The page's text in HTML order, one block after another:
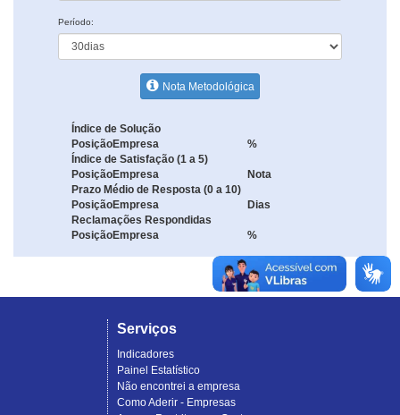
Período:
Nota Metodológica
Índice de Solução
PosiçãoEmpresa
%
Índice de Satisfação (1 a 5)
PosiçãoEmpresa
Nota
Prazo Médio de Resposta (0 a 10)
PosiçãoEmpresa
Dias
Reclamações Respondidas
PosiçãoEmpresa %
Serviços
Indicadores
Painel Estatístico
Não encontrei a empresa
Como Aderir - Empresas